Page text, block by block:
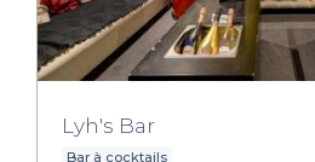
Lyh's Bar
Bar à cocktails